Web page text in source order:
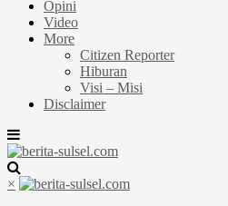
Opini
Video
More
Citizen Reporter
Hiburan
Visi – Misi
Disclaimer
×